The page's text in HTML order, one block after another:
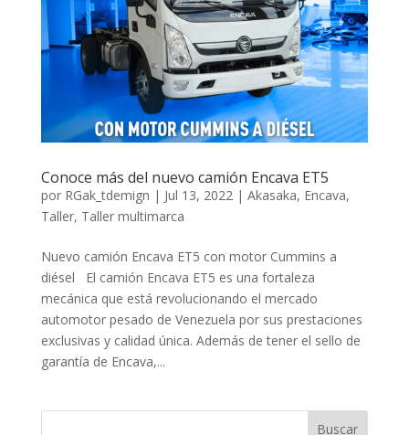
Conoce más del nuevo camión Encava ET5
por RGak_tdemign | Jul 13, 2022 | Akasaka, Encava,
Taller, Taller multimarca
Nuevo camión Encava ET5 con motor Cummins a
diésel El camión Encava ET5 es una fortaleza
mecánica que está revolucionando el mercado
automotor pesado de Venezuela por sus prestaciones
exclusivas y calidad única. Además de tener el sello de
garantía de Encava,...